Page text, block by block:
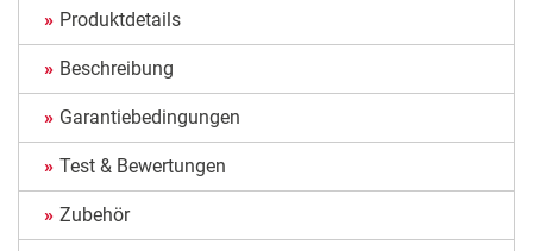
Produktdetails
Beschreibung
Garantiebedingungen
Test & Bewertungen
Zubehör